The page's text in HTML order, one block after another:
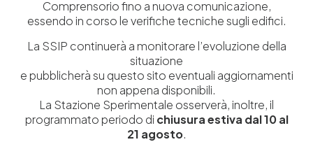
Sperimentale per l’Industria delle Pelli e delle materie concianti
(SSIP) è un Organismo di Ricerca Nazionale delle Camere di
Commercio di Napoli, Toscana Nord-Ovest e Vicenza.
081 597 91 00 ssip@ssip.it
Chi siamo
Laboratori
Comprensorio fino a nuova comunicazione,
essendo in corso le verifiche tecniche sugli edifici.
La SSIP continuerà a monitorare l’evoluzione della
situazione
e pubblicherà su questo sito eventuali aggiornamenti
non appena disponibili.
La Stazione Sperimentale osserverà, inoltre, il
programmato periodo di chiusura estiva dal 10 al
21 agosto.